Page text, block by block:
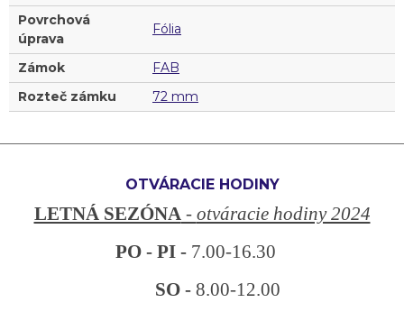
Povrchová
úprava
Fólia
Zámok
FAB
Rozteč zámku
72 mm
OTVÁRACIE HODINY
LETNÁ SEZÓNA- otváracie hodiny 2024
PO - PI - 7.00-16.30
SO - 8.00-12.00